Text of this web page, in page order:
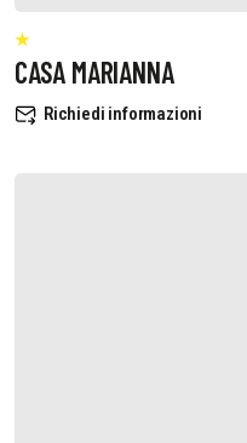
CASA MARIANNA
Richiedi informazioni